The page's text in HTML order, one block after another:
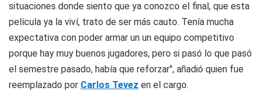
situaciones donde siento que ya conozco el final, que esta
película ya la viví, trato de ser más cauto. Tenía mucha
expectativa con poder armar un un equipo competitivo
porque hay muy buenos jugadores, pero si pasó lo que pasó
el semestre pasado, había que reforzar", añadió quien fue
reemplazado por Carlos Tevez en el cargo.